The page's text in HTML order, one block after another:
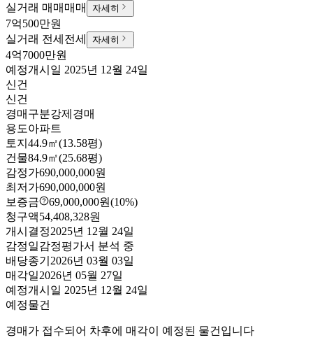
실거래 매매 매매 자세히
7억500만원
실거래 전세 전세 자세히
4억7000만원
예정개시일 2025년 12월 24일
신건
신건
경매구분강제경매
용도아파트
토지 44.9㎡(13.58평)
건물84.9㎡(25.68평)
감정가690,000,000원
최저가690,000,000원
보증금
69,000,000원(10%)
청구액54,408,328원
개시결정2025년 12월 24일
감정일감정평가서 분석 중
배당종기 2026년 03월 03일
매각일2026년 05월 27일
예정개시일 2025년 12월 24일
예정물건
경매가 접수되어 차후에 매각이 예정된 물건입니다